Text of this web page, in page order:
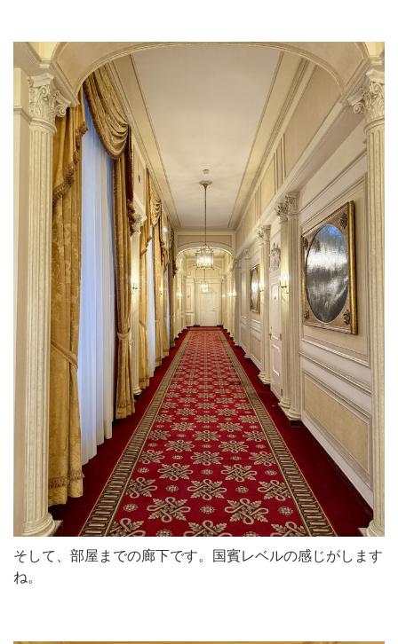
そして、部屋までの廊下です。国賓レベルの感じがします
ね。